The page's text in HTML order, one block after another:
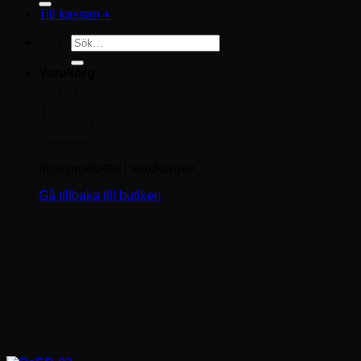
Till kassan +
Sök
efter:
Gå tillbaka till butiken